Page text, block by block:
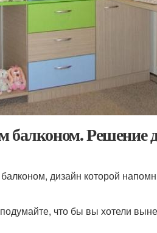
балконом. Решение
дизайн которой
что бы вы хотели